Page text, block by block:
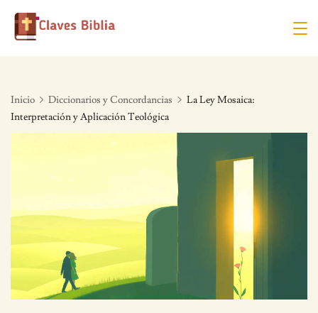
Skip
Inicio Diccionarios y Concordancias
La Ley Mosaica:
Interpretación y Aplicación Teológica